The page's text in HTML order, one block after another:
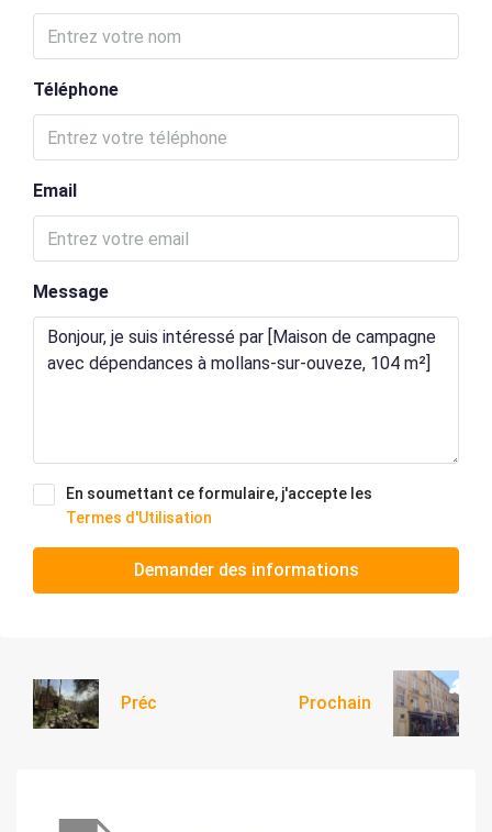
Téléphone
Email
Message
En soumettant ce formulaire, j'accepte les
Termes d'Utilisation
Demander des informations
Préc Prochain